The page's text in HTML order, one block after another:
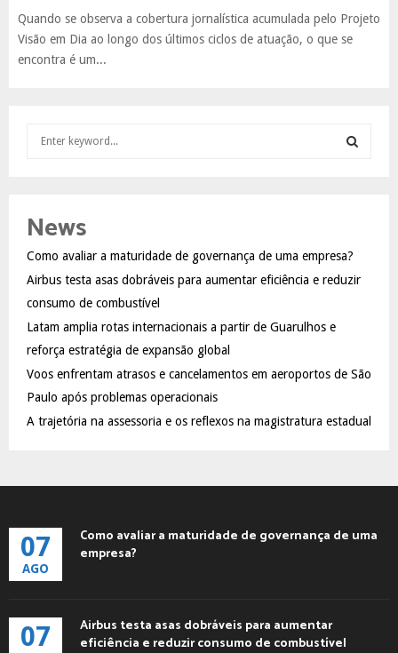
Quando se observa a cobertura jornalística acumulada pelo Projeto
Visão em Dia ao longo dos últimos ciclos de atuação, o que se
encontra é um...
h
o
r
:
R
News
Como avaliar a maturidade de governança de uma empresa?
Airbus testa asas dobráveis para aumentar eficiência e reduzir
consumo de combustível
Latam amplia rotas internacionais a partir de Guarulhos e
reforça estratégia de expansão global
Voos enfrentam atrasos e cancelamentos em aeroportos de São
Paulo após problemas operacionais
A trajetória na assessoria e os reflexos na magistratura estadual
07
AGO
Como avaliar a maturidade de governança de uma
empresa?
07
Airbus testa asas dobráveis para aumentar
eficiência e reduzir consumo de combustível